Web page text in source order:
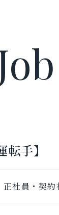
手】
正社員・契